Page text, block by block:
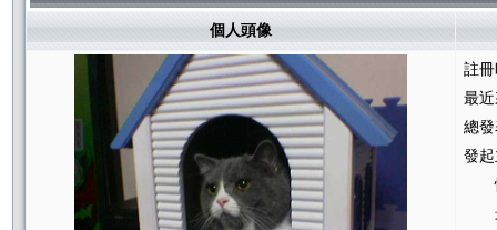
個人頭像
註
最
總
發